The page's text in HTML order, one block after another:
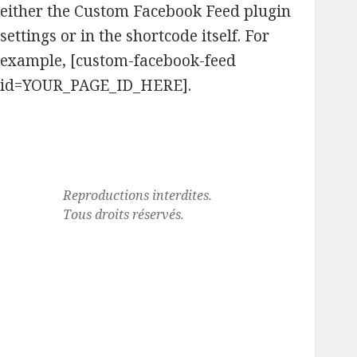
either the Custom Facebook Feed plugin
settings or in the shortcode itself. For
example, [custom-facebook-feed
id=YOUR_PAGE_ID_HERE].
Reproductions interdites.
Tous droits réservés.